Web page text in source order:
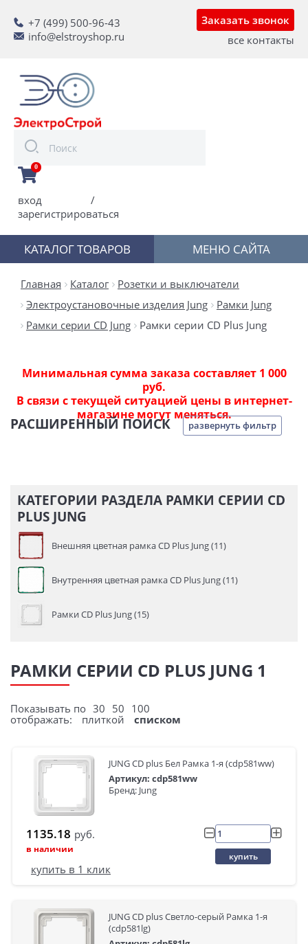
+7 (499) 500-96-43
info@elstroyshop.ru
Заказать звонок
все контакты
0
вход
/
зарегистрироваться
КАТАЛОГ ТОВАРОВ МЕНЮ САЙТА
Главная Каталог
Розетки и выключатели
Электроустановочные изделия Jung
Рамки Jung
Рамки серии CD Jung
Рамки серии CD Plus Jung
Минимальная сумма заказа составляет 1 000
руб.
В связи с текущей ситуацией цены в интернет-
магазине могут меняться.
РАСШИРЕННЫЙ ПОИСК развернуть фильтр
КАТЕГОРИИ РАЗДЕЛА РАМКИ СЕРИИ CD
PLUS JUNG
Внешняя цветная рамка CD Plus Jung (11)
Внутренняя цветная рамка CD Plus Jung (11)
Рамки CD Plus Jung (15)
РАМКИ СЕРИИ CD PLUS JUNG 1
Показывать по 30 50 100
отображать:
плиткой списком
JUNG CD plus Бел Рамка 1-я (cdp581ww)
Артикул: cdp581ww
Бренд: Jung
1135.18 руб.
в наличии
купить
купить в 1 клик
JUNG CD plus Светло-серый Рамка 1-я
(cdp581lg)